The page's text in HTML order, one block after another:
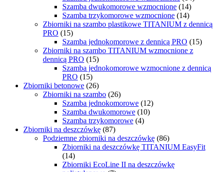
Szamba dwukomorowe wzmocnione (14)
Szamba trzykomorowe wzmocnione (14)
Zbiorniki na szambo plastikowe TITANIUM z dennicą
PRO (15)
Szamba jednokomorowe z dennicą PRO (15)
Zbiorniki na szambo TITANIUM wzmocnione z
dennicą PRO (15)
Szamba jednokomorowe wzmocnione z dennicą
PRO (15)
Zbiorniki betonowe (26)
Zbiorniki na szambo (26)
Szamba jednokomorowe (12)
Szamba dwukomorowe (10)
Szamba trzykomorowe (4)
Zbiorniki na deszczówkę (87)
Podziemne zbiorniki na deszczówkę (86)
Zbiorniki na deszczówkę TITANIUM EasyFit
(14)
Zbiorniki EcoLine II na deszczówkę